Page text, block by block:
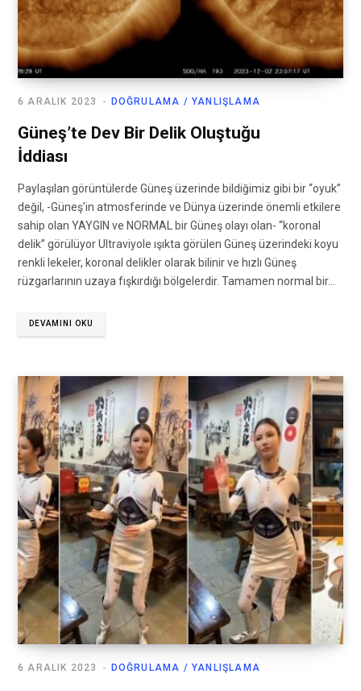
DOĞRULAMA / YANLIŞLAMA
6 ARALIK 2023
Güneş’te Dev Bir Delik Oluştuğu
İddiası
Paylaşılan görüntülerde Güneş üzerinde bildiğimiz gibi bir “oyuk”
değil, -Güneş’in atmosferinde ve Dünya üzerinde önemli etkilere
sahip olan YAYGIN ve NORMAL bir Güneş olayı olan- “koronal
delik” görülüyor Ultraviyole ışıkta görülen Güneş üzerindeki koyu
renkli lekeler, koronal delikler olarak bilinir ve hızlı Güneş
rüzgarlarının uzaya fışkırdığı bölgelerdir. Tamamen normal bir…
DEVAMINI OKU
DOĞRULAMA / YANLIŞLAMA
6 ARALIK 2023